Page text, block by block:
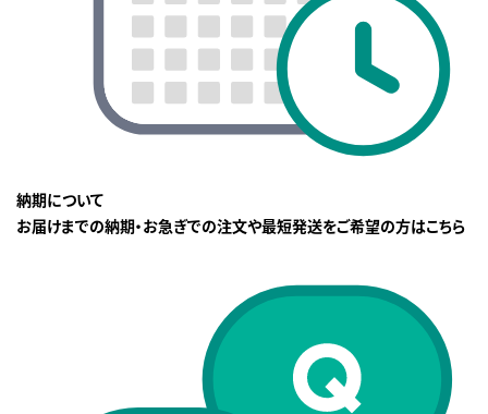
納期について
お届けまでの納期・お急ぎでの注文や最短発送をご希望の方はこちら